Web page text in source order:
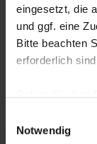
eingesetzt, die
und ggf. eine
Bitte beachten
erforderlich
Sofern Sie Ihre
Daten von
Notwendig